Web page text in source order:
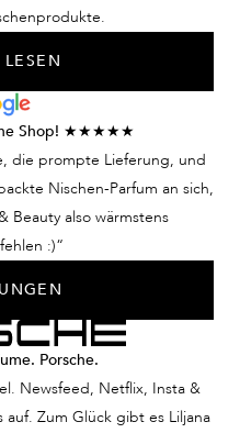
Shop! ★★★★★
die prompte Lieferung, und
Nischen-Parfum an sich,
Beauty also wärmstens
:)“
Porsche.
Newsfeed, Netflix, Insta &
Zum Glück gibt es Liljana